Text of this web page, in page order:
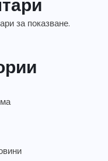
за показване.